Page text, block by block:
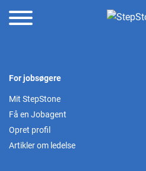
For jobsøgere
Mit StepStone
Få en Jobagent
Opret profil
Artikler om ledelse